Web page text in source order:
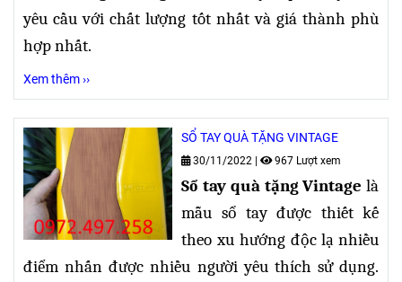
yêu cầu với chất lượng tốt nhất và giá thành phù
hợp nhất.
Xem thêm ››
SỔ TAY QUÀ TẶNG VINTAGE
30/11/2022 | 967 Lượt xem
Sổ tay quà tặng Vintage là
mẫu sổ tay được thiết kế
theo xu hướng độc lạ nhiều
điểm nhấn được nhiều người yêu thích sử dụng.